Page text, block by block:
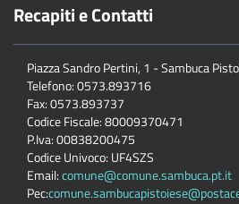
Recapiti e Contatti
Piazza Sandro Pertini, 1 - Sambuca
Telefono: 0573.893716
Fax: 0573.893737
Codice Fiscale: 80009370471
P.Iva: 00838200475
Codice Univoco: UF4SZS
Email:comune@comune.sambuca.pt.it
Pec: